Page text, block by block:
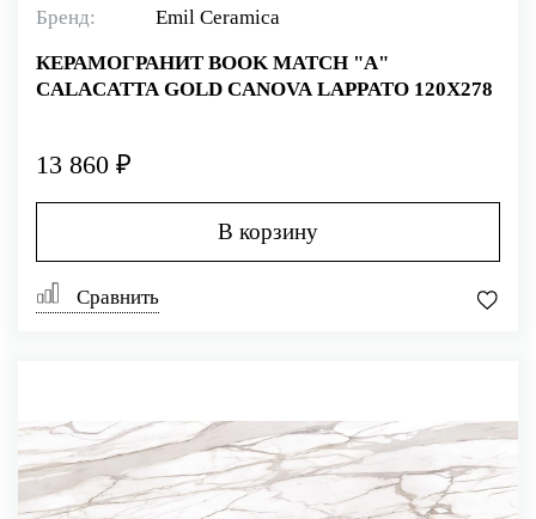
Бренд:
Emil Ceramica
КЕРАМОГРАНИТ BOOK MATCH "A"
CALACATTA GOLD CANOVA LAPPATO 120X278
13 860 ₽
В корзину
Сравнить